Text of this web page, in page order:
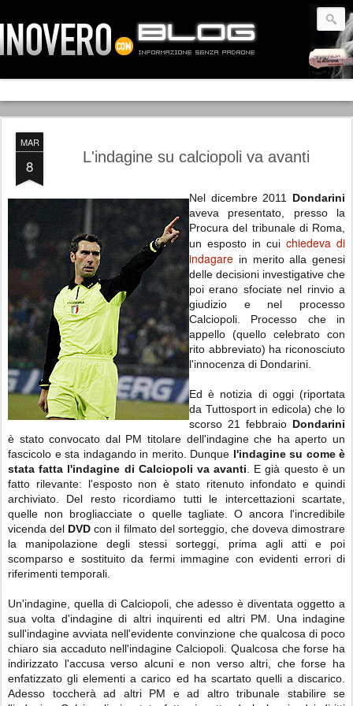
MAR
8 L'indagine su calciopoli va avanti
Nel dicembre 2011 Dondarini
aveva presentato, presso la
Procura del tribunale di Roma,
un esposto in cui chiedeva di
indagare in merito alla genesi
delle decisioni investigative che
poi erano sfociate nel rinvio a
giudizio e nel processo
Calciopoli. Processo che in
appello (quello celebrato con
rito abbreviato) ha riconosciuto
l'innocenza di Dondarini.
Ed è notizia di oggi (riportata
da Tuttosport in edicola) che lo
scorso 21 febbraio Dondarini
è stato convocato dal PM titolare dell'indagine che ha aperto un
fascicolo e sta indagando in merito. Dunque l'indagine su come è
stata fatta l'indagine di Calciopoli va avanti . E già questo è un
fatto rilevante: l'esposto non è stato ritenuto infondato e quindi
archiviato. Del resto ricordiamo tutti le intercettazioni scartate,
quelle non brogliacciate o quelle tagliate. O ancora l'incredibile
vicenda del DVD con il filmato del sorteggio, che doveva dimostrare
la manipolazione degli stessi sorteggi, prima agli atti e poi
scomparso e sostituito da fermi immagine con evidenti errori di
riferimenti temporali.
Un'indagine, quella di Calciopoli, che adesso è diventata oggetto a
sua volta d'indagine di altri inquirenti ed altri PM. Una indagine
sull'indagine avviata nell'evidente convinzione che qualcosa di poco
chiaro sia accaduto nell'indagine Calciopoli. Qualcosa che forse ha
indirizzato l'accusa verso alcuni e non verso altri, che forse ha
enfatizzato gli elementi a carico ed ha scartato quelli a discarico.
Adesso toccherà ad altri PM e ad altro tribunale stabilire se